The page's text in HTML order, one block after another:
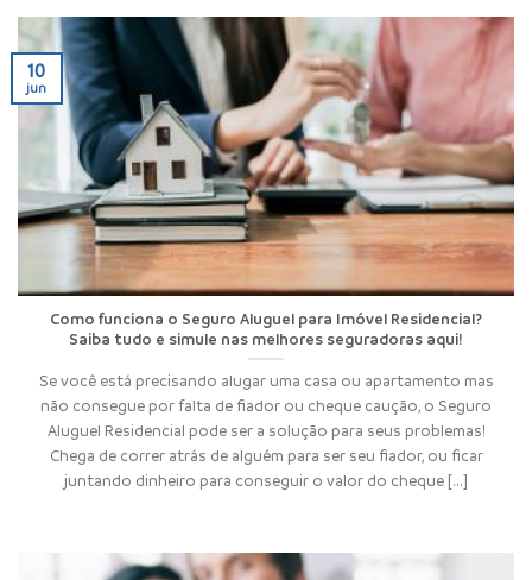
Como funciona o Seguro Aluguel para Imóvel Residencial?
Saiba tudo e simule nas melhores seguradoras aqui!
Se você está precisando alugar uma casa ou apartamento mas
não consegue por falta de fiador ou cheque caução, o Seguro
Aluguel Residencial pode ser a solução para seus problemas!
Chega de correr atrás de alguém para ser seu fiador, ou ficar
juntando dinheiro para conseguir o valor do cheque [...]
10
jun